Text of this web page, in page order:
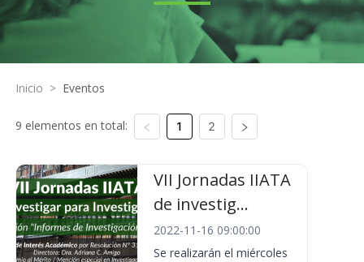
Inicio > Eventos
9 elementos en total: 1 2
VII Jornadas IIATA
de investig...
2022-11-16 09:00:00
Se realizarán el miércoles